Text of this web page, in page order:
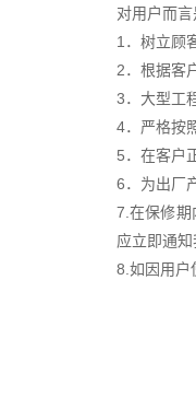
对用户而
1．树立顾
2．根据客
3．大型工
4．严格按
5．在客户
6．为出厂
7.在保修期
应立即通
8.如因用户